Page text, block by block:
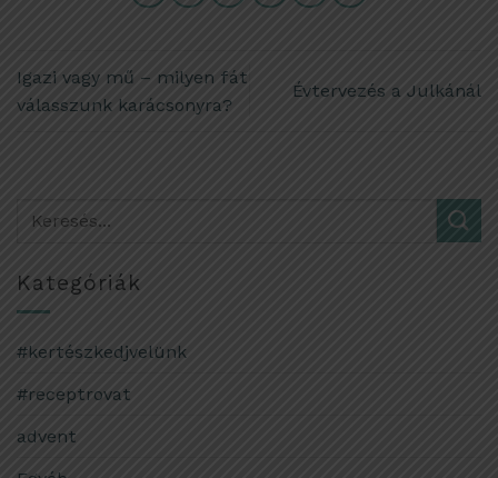
Igazi vagy mű – milyen fát
válasszunk karácsonyra?
Évtervezés a Julkánál
Kategóriák
#kertészkedjvelünk
#receptrovat
advent